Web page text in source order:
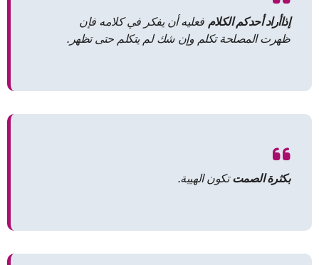
إذاأراد أحدكم الكلام فعليه أن يفكر في كلامه فإن
ظهرت المصلحة تكلم وإن شك لم يتكلم حتى تظهر.
بكثرة الصمتتكون الهيبة.